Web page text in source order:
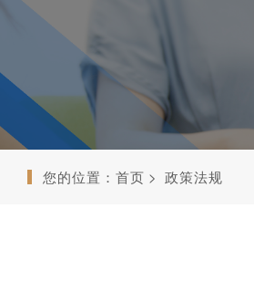
您的位置： 首页 政策法规